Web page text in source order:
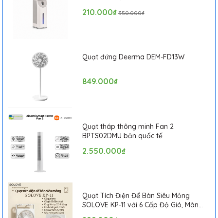
210.000₫ 350.000₫
Quạt đứng Deerma DEM-FD13W
849.000₫
Quạt tháp thông minh Fan 2
BPTS02DMU bản quốc tế
2.550.000₫
Quạt Tích Điện Để Bàn Siêu Mỏng
SOLOVE KP-11 với 6 Cấp Độ Gió, Màn